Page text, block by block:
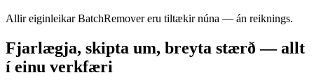
Allir eiginleikar BatchRemover eru tiltækir núna — án reiknings.
Fjarlægja, skipta um, breyta stærð — allt
í einu verkfæri